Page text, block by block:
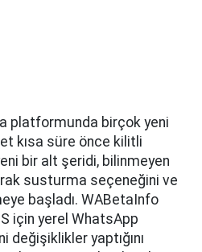
platformunda birçok yeni
kısa süre önce kilitli
bir alt şeridi, bilinmeyen
susturma seçeneğini ve
başladı. WABetaInfo
için yerel WhatsApp
değişiklikler yaptığını